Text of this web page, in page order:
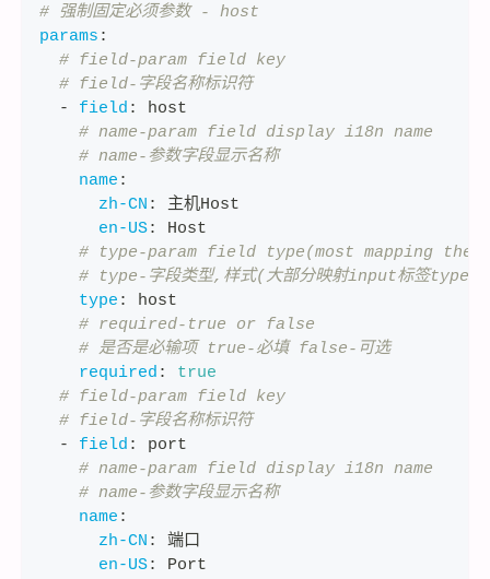
# 强制固定必须参数 - host
params :
# field-param field key
# field-字段名称标识符
-
field :
host
# name-param field display i18n name
# name-参数字段显示名称
name :
zh-CN :
主机Host
en-US:
Host
# type-param field type(most mapping
# type-字段类型,样式(大部分映射input标签type
type :
host
# required-true or false
# 是否是必输项 true-必填 false-可选
required :
true
# field-param field key
# field-字段名称标识符
-
field :
port
# name-param field display i18n name
# name-参数字段显示名称
name :
zh-CN :
端口
en-US: Port